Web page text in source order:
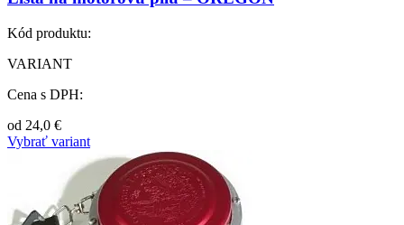
Kód produktu:
VARIANT
Cena s DPH:
od 24,0 €
Vybrať variant